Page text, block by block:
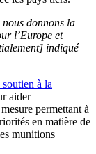
donnons la
l’Europe et
indiqué
à la
aider
permettant à
en matière de
munitions